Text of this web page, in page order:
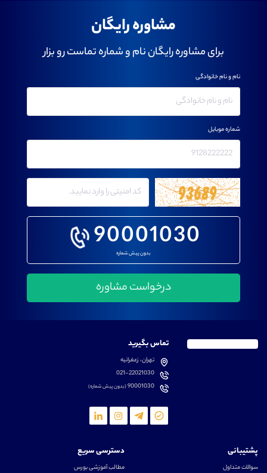
مشاوره رایگان
برای مشاوره رایگان نام و شماره تماست رو بزار
90001030
بدون پیش شماره
نام و نام خانوادگی
شماره موبایل
تماس بگیرید
تهران، زعفرانیه
021-22021030
90001030(بدون پیش شماره)
پشتیبانی
سوالات متداول
دسترسی سریع
مطالب آموزشی بورس